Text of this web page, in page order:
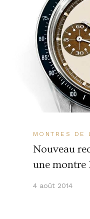
MONTRES DE
Nouveau
une montre
4 août 2014